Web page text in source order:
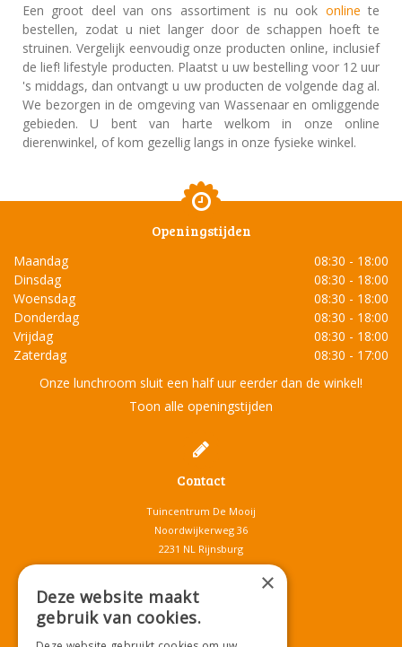
Een groot deel van ons assortiment is nu ook online te
bestellen, zodat u niet langer door de schappen hoeft te
struinen. Vergelijk eenvoudig onze producten online, inclusief
de lief! lifestyle producten. Plaatst u uw bestelling voor 12 uur
's middags, dan ontvangt u uw producten de volgende dag al.
We bezorgen in de omgeving van Wassenaar en omliggende
gebieden. U bent van harte welkom in onze online
dierenwinkel, of kom gezellig langs in onze fysieke winkel.
Openingstijden
Maandag
08:30 - 18:00
Dinsdag
08:30 - 18:00
Woensdag
08:30 - 18:00
Donderdag
08:30 - 18:00
Vrijdag
08:30 - 18:00
Zaterdag
08:30 - 17:00
Onze lunchroom sluit een half uur eerder dan de winkel!
Toon alle openingstijden
Contact
Tuincentrum De Mooij
Noordwijkerweg 36
2231 NL Rijnsburg
T.071-4080959
info@tuincentrumdemooij.nl
×
Deze website maakt
gebruik van cookies.